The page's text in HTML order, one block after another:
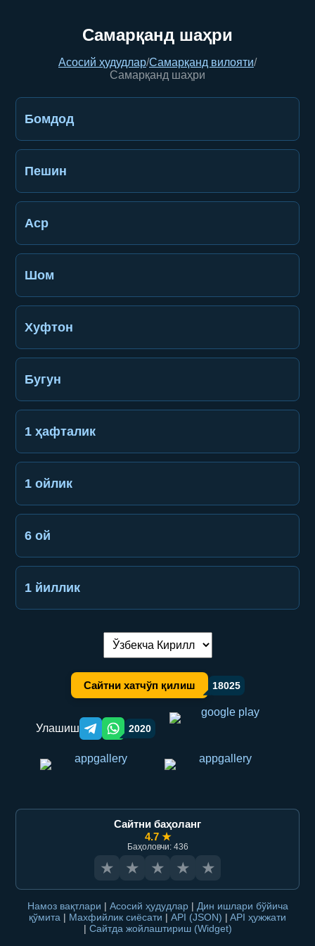
Самарқанд шаҳри
Асосий ҳудудлар/Самарқанд вилояти/
Самарқанд шаҳри
Бомдод
Пешин
Аср
Шом
Хуфтон
Бугун
1 ҳафталик
1 ойлик
6 ой
1 йиллик
Тилни алмаштириш:
Сайтни хатчўп қилиш 18025
Улашиш Telegram orqali ulashish
WhatsApp orqali ulashish
2020
Сайтни баҳоланг
4.7 ★
Баҳоловчи: 436
★ ★ ★ ★ ★
Намоз вақтлари | Асосий ҳудудлар | Дин ишлари бўйича
қўмита | Махфийлик сиёсати | API (JSON) | API ҳужжати
| Сайтда жойлаштириш (Widget)